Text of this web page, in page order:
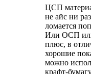
ЦСП
не айс ни
ломается
Или ОСП
плюс, в
хорошие
можно
крафт-